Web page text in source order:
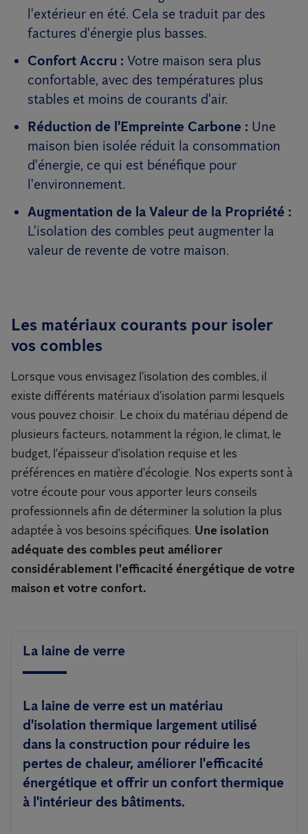
l'extérieur en été. Cela se traduit par des
factures d'énergie plus basses.
Confort Accru : Votre maison sera plus
confortable, avec des températures plus
stables et moins de courants d'air.
Réduction de l'Empreinte Carbone : Une
maison bien isolée réduit la consommation
d'énergie, ce qui est bénéfique pour
l'environnement.
Augmentation de la Valeur de la Propriété :
L'isolation des combles peut augmenter la
valeur de revente de votre maison.
Les matériaux courants pour isoler
vos combles
Lorsque vous envisagez l'isolation des combles, il
existe différents matériaux d'isolation parmi lesquels
vous pouvez choisir. Le choix du matériau dépend de
plusieurs facteurs, notamment la région, le climat, le
budget, l'épaisseur d'isolation requise et les
préférences en matière d'écologie. Nos experts sont à
votre écoute pour vous apporter leurs conseils
professionnels afin de déterminer la solution la plus
adaptée à vos besoins spécifiques. Une isolation
adéquate des combles peut améliorer
considérablement l'efficacité énergétique de votre
maison et votre confort.
La laine de verre
La laine de verre est un matériau
d'isolation thermique largement utilisé
dans la construction pour réduire les
pertes de chaleur, améliorer l'efficacité
énergétique et offrir un confort thermique
à l'intérieur des bâtiments.